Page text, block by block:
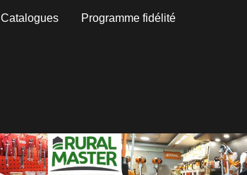
Catalogues Programme fidélité